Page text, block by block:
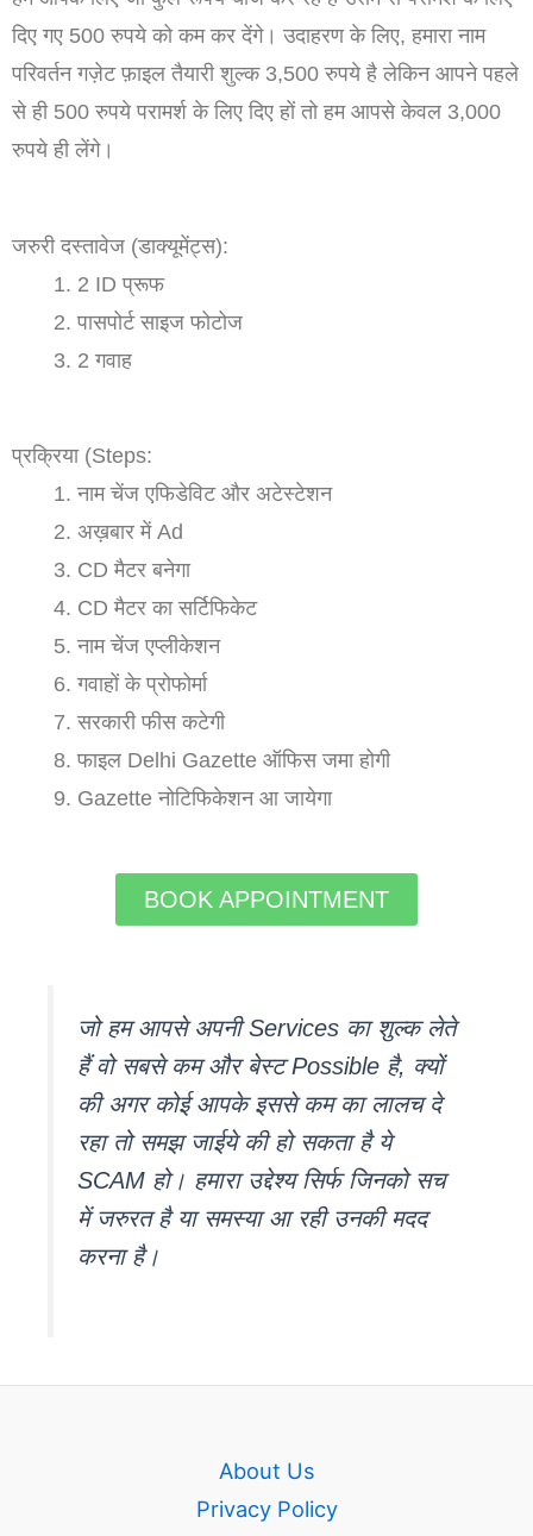
दिए गए 500 रुपये को कम कर देंगे। उदाहरण के लिए, हमारा नाम
परिवर्तन गज़ेट फ़ाइल तैयारी शुल्क 3,500 रुपये है लेकिन आपने पहले
से ही 500 रुपये परामर्श के लिए दिए हों तो हम आपसे केवल 3,000
रुपये ही लेंगे।
जरुरी दस्तावेज (डाक्यूमेंट्स):
2 ID प्रूफ
पासपोर्ट साइज फोटोज
2 गवाह
प्रक्रिया (Steps:
नाम चेंज एफिडेविट और अटेस्टेशन
अख़बार में Ad
CD मैटर बनेगा
CD मैटर का सर्टिफिकेट
नाम चेंज एप्लीकेशन
गवाहों के प्रोफोर्मा
सरकारी फीस कटेगी
फाइल Delhi Gazette ऑफिस जमा होगी
Gazette नोटिफिकेशन आ जायेगा
BOOK APPOINTMENT
जो हम आपसे अपनी Services का शुल्क लेते
हैं वो सबसे कम और बेस्ट Possible है, क्यों
की अगर कोई आपके इससे कम का लालच दे
रहा तो समझ जाईये की हो सकता है ये
SCAM हो। हमारा उद्देश्य सिर्फ जिनको सच
में जरुरत है या समस्या आ रही उनकी मदद
करना है।
About Us
Privacy Policy